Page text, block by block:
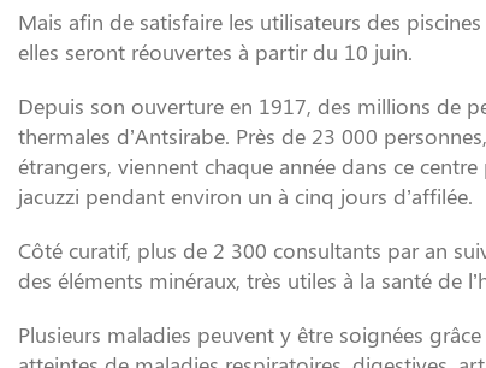
Mais afin de satisfaire les utilisateurs des
elles seront réouvertes à partir du 10 juin.
Depuis son ouverture en 1917, des millions de
thermales d’Antsirabe. Près de 23 000
étrangers, viennent chaque année dans ce
jacuzzi pendant environ un à cinq jours d’affilée.
Côté curatif, plus de 2 300 consultants par an
des éléments minéraux, très utiles à la santé de
Plusieurs maladies peuvent y être soignées